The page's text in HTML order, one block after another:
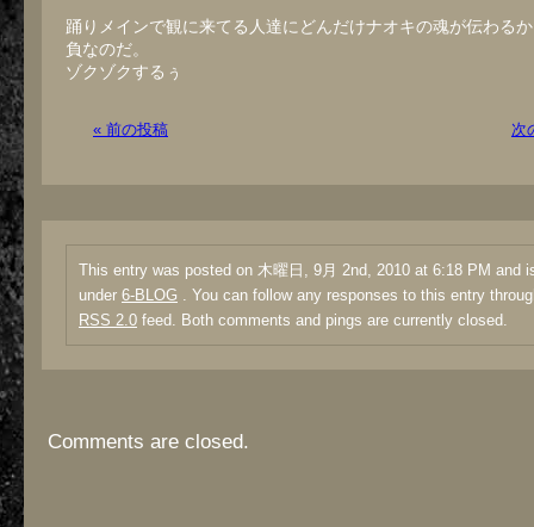
踊りメインで観に来てる人達にどんだけナオキの魂が伝わる
負なのだ。
ゾクゾクするぅ
« 前の投稿 次
This entry was posted on 木曜日, 9月 2nd, 2010 at 6:18 PM and
under 6-BLOG . You can follow any responses to this entry
RSS 2.0 feed. Both comments and pings are currently closed.
Comments are closed.